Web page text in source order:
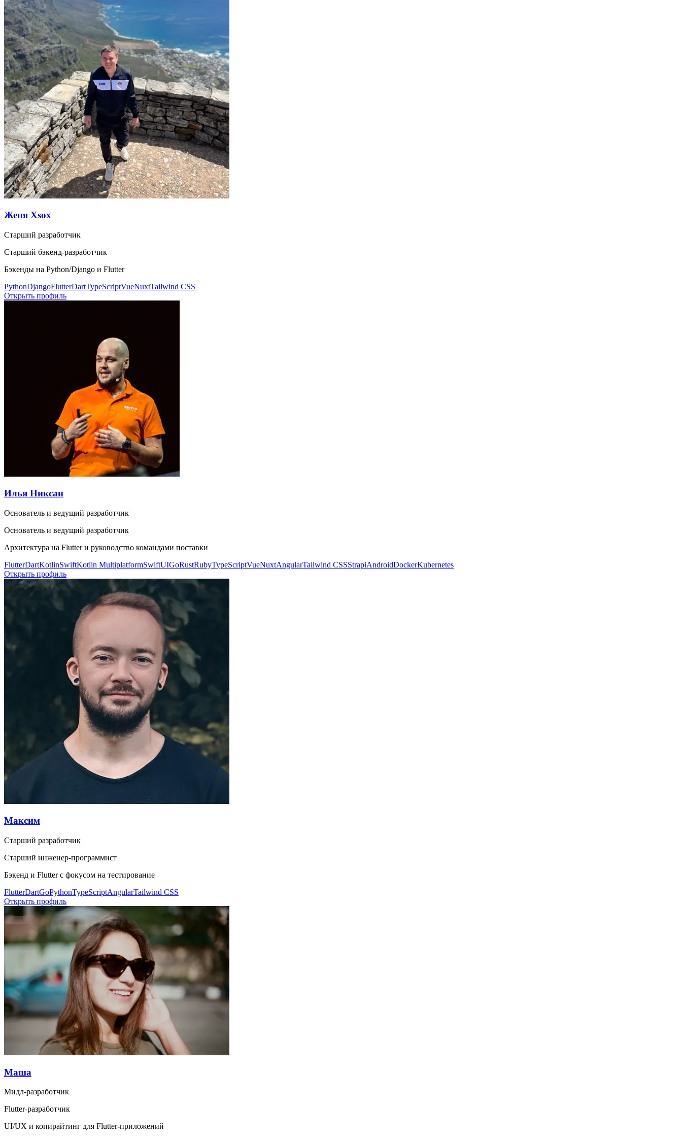
Женя Xsox
Старший разработчик
Старший бэкенд-разработчик
Бэкенды на Python/Django и Flutter
PythonDjangoFlutterDartTypeScriptVueNuxtTailwind CSS
Открыть профиль
Илья Никсан
Основатель и ведущий разработчик
Основатель и ведущий разработчик
Архитектура на Flutter и руководство командами поставки
FlutterDartKotlinSwiftKotlin MultiplatformSwiftUIGoRustRubyTypeScriptVueNuxtAngularTailwind CSSStrapiAndroidDockerKubernetes
Открыть профиль
Максим
Старший разработчик
Старший инженер-программист
Бэкенд и Flutter с фокусом на тестирование
FlutterDartGoPythonTypeScriptAngularTailwind CSS
Открыть профиль
Маша
Мидл-разработчик
Flutter-разработчик
UI/UX и копирайтинг для Flutter-приложений